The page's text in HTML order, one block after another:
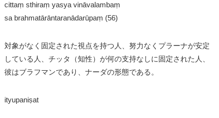
cittaṃ sthiraṃ yasya vināvalambaṃ
sa brahmatārāntaranādarūpaṃ (56)
対象がなく固定された視点を持つ人、努力なくプラーナが安定
している人、チッタ（知性）が何の支持なしに固定された人、
彼はブラフマンであり、ナーダの形態である。
ityupaniṣat